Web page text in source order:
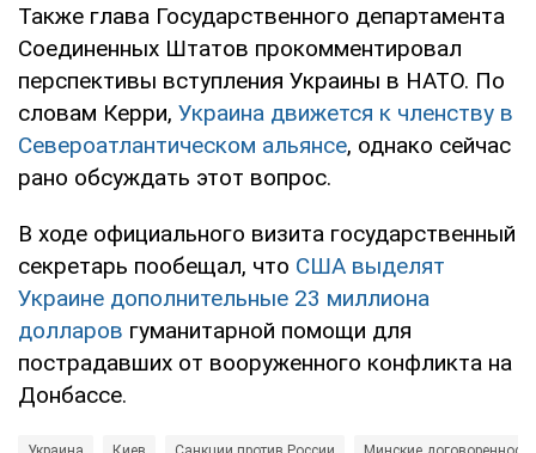
Также глава Государственного департамента
Соединенных Штатов прокомментировал
перспективы вступления Украины в НАТО. По
словам Керри, Украина движется к членству в
Североатлантическом альянсе, однако сейчас
рано обсуждать этот вопрос.
В ходе официального визита государственный
секретарь пообещал, что США выделят
Украине дополнительные 23 миллиона
долларов гуманитарной помощи для
пострадавших от вооруженного конфликта на
Донбассе.